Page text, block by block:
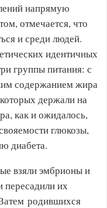
напрямую
отмечается, что
и среди людей.
идентичных
группы питания: с
содержанием жира
держали на
как и ожидалось,
глюкозы,
диабета.
взяли эмбрионы и
пересадили их
родившихся